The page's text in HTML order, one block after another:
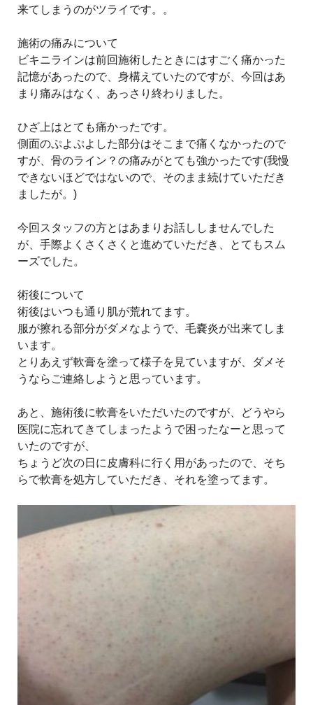
来てしまうのがツライです。。
施術の痛みについて
ビキニラインは前回施術したときにはすごく痛かった
記憶があったので、身構えていたのですが、今回はあ
まり痛みはなく、あっさり終わりました。
ひざ上はとても痛かったです。
側面のぷよぷよした部分はそこまで痛くなかったので
すが、骨のライン？の痛みがとても強かったです(我慢
できないほどではないので、そのまま続けていただき
ましたが。)
今回スタッフの方とはあまりお話ししませんでした
が、手際よくさくさくと進めていただき、とてもスム
ーズでした。
術後について
術後はいつも通り肌が荒れてます。
服が擦れる部分がダメなようで、毛嚢炎が出来てしま
います。
とりあえず軟膏を塗って様子を見ていますが、ダメそ
うならご連絡しようと思っています。
あと、施術後に軟膏をいただいたのですが、どうやら
医院に忘れてきてしまったようで困ったなーと思って
いたのですが、
ちょうど次の日に皮膚科に行く用があったので、そち
らで軟膏を処方していただき、それを塗ってます。